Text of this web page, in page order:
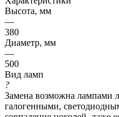
Характеристики
Высота, мм
—
380
Диаметр, мм
—
500
Вид ламп
?
Замена возможна лампами